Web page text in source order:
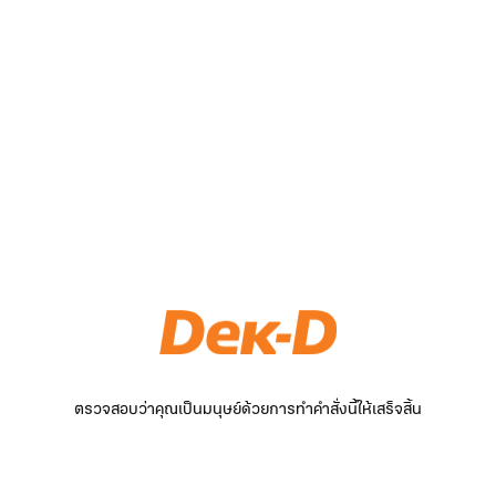
ตรวจสอบว่าคุณเป็นมนุษย์ด้วยการทำคำสั่งนี้ให้เสร็จสิ้น